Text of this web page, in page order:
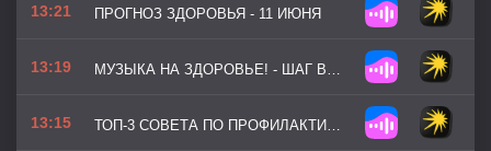
13:21 ПРОГНОЗ ЗДОРОВЬЯ - 11 ИЮНЯ
13:19 МУЗЫКА НА ЗДОРОВЬЕ! - ШАГ ВПЕРЕД
13:15 ТОП-3 СОВЕТА ПО ПРОФИЛАКТИКЕ - ТРИ ШАГА ПРИ УКУСЕ ПЧЕЛЫ ИЛИ ОСЫ